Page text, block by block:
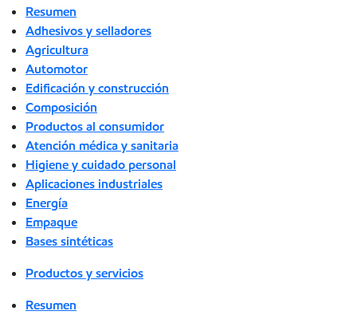
Resumen
Adhesivos y selladores
Agricultura
Automotor
Edificación y construcción
Composición
Productos al consumidor
Atención médica y sanitaria
Higiene y cuidado personal
Aplicaciones industriales
Energía
Empaque
Bases sintéticas
Productos y servicios
Resumen